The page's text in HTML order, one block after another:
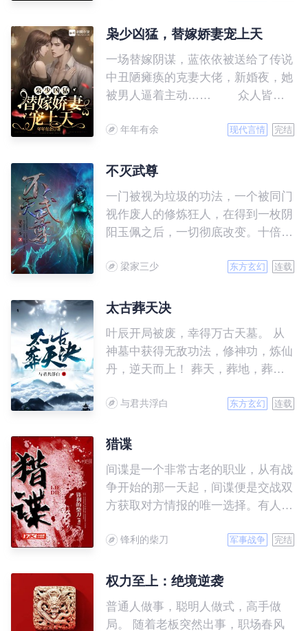
枭少凶猛，替嫁娇妻宠上天
一场替嫁阴谋，蓝依依被送给了传说
中丑陋瘫痪的克妻大佬，新婚夜，她
被男人逼着主动…… 众人皆
情古怪暴戾还克妻，没有哪个女人敢
的第九任妻子，众人都等着她被横着
满面戴着硕大鸽子蛋出现在众人面
前，一个月后她晒出孕检单和无数珠
宝财产，蓝家人嫉妒红了眼，逼她离
微一笑，什么也不做只唤了老公两个
宠妻上天，蓝家人走着进来爬着出
去，那些曾经得罪过蓝依依的，全部
排队上门赔礼道歉。 蓝依依一
头扎进活阎王怀里，“老公，你对我
人双臂收紧，嗓音低沉暗哑：“来，
年年有余 现代言情 完结
不灭武尊
一门被视为垃圾的功法，一个被同门
视作废人的修炼狂人，在得到一枚阴
阳玉佩之后，一切彻底改变。十倍修
在这个武道已经没落，真正的武道奥
何以武逆天，脚踏道术神通，拳打妖
尊！
梁家三少 东方玄幻 连载
太古葬天决
叶辰开局被废，幸得万古天墓。 从
神墓中获得无敌功法，修神功，炼仙
丹，逆天而上！ 葬天，葬地，葬神
文，简介无力，请移步正文。
与君共浮白 东方玄幻 连载
猎谍
间谍是一个非常古老的职业，从有战
争开始的那一天起，间谍便是交战双
方获取对方情报的唯一选择。有人
现硝烟的战斗，可事实证明，没有硝
即便是暗地里的较量，同样充满血腥
以叫我唐五郎。 我爹是军统，专门
锋利的柴刀 军事战争 完结
权力至上：绝境逆袭
普通人做事，聪明人做式，高手做
局。 随着老板突然出事，职场春风